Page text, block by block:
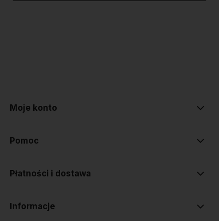
Moje konto
Pomoc
Płatności i dostawa
Informacje